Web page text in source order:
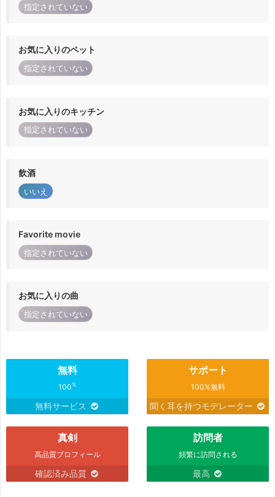
指定されていない
お気に入りのペット
指定されていない
お気に入りのキッチン
指定されていない
飲酒
いいえ
Favorite movie
指定されていない
お気に入りの曲
指定されていない
無料
100%
無料サービス
サポート
100%無料
聞く耳を持つモデレーター
真剣
高品質プロフィール
確認済み品質
訪問者
頻繁に訪問される
最高